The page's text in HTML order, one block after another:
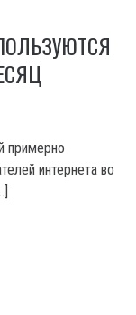
примерно
интернета во